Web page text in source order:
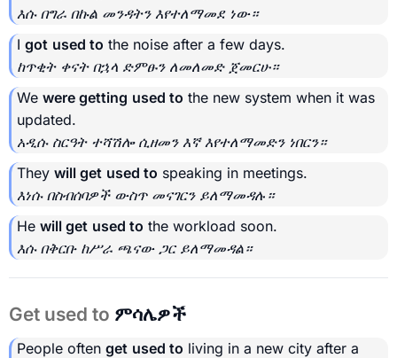
እሱ በግራ በኩል መንዳትን እየተለማመደ ነው።
I got used to the noise after a few days.
ከጥቂት ቀናት በኋላ ድምፁን ለመለመድ ጀመርሁ።
We were getting used to the new system when it was
updated.
አዲሱ ስርዓት ተሻሽሎ ሲዘመን እኛ እየተለማመድን ነበርን።
They will get used to speaking in meetings.
እነሱ በስብሰባዎች ውስጥ መናገርን ይለማመዳሉ።
He will get used to the workload soon.
እሱ በቅርቡ ከሥራ ጫናው ጋር ይለማመዳል።
Get used to ምሳሌዎች
People often get used to living in a new city after a